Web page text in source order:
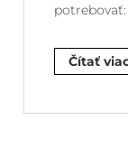
Čítať